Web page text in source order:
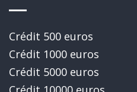
Crédit 500 euros
Crédit 1000 euros
Crédit 5000 euros